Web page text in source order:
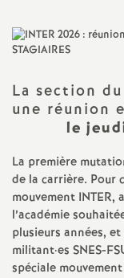
La section
une réunion
le
La première
de la carrière. Pour
mouvement INTER,
l’académie
plusieurs années,
militant·es SNES-
spéciale mouvement